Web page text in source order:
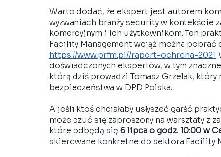
Warto dodać, że ekspert jest autorem
wyzwaniach branży security w
komercyjnym i ich użytkownikom. Ten
Facility Management wciąż można
https://www.prfm.pl//raport-ochrona-2021
doświadczonych ekspertów, w tym
którą dziś prowadzi Tomasz Grzelak,
bezpieczeństwa w DPD Polska.
A jeśli ktoś chciałaby usłyszeć garść
może czuć się zaproszony na warsztaty z
które odbędą się 6 lipca o godz. 10:00 w
skierowane konkretne do sektora Facility